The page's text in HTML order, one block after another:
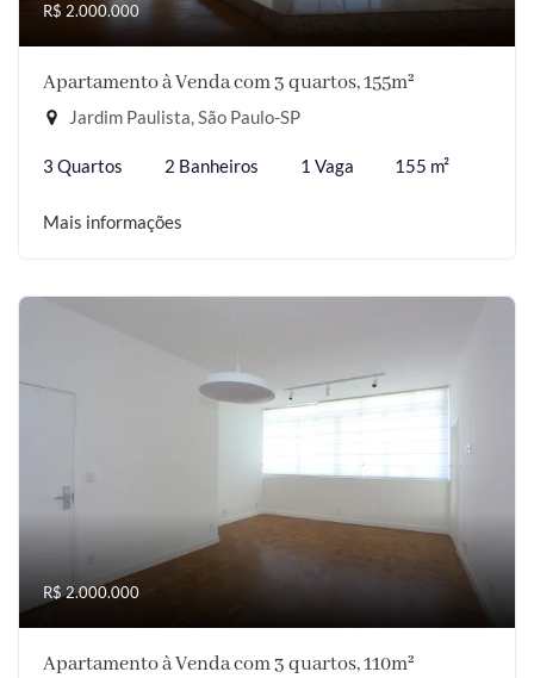
R$ 2.000.000
Apartamento à Venda com 3 quartos, 155m²
Jardim Paulista, São Paulo-SP
3 Quartos 2 Banheiros 1 Vaga 155 m²
Mais informações
R$ 2.000.000
Apartamento à Venda com 3 quartos, 110m²